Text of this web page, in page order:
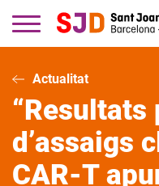
contingut
Actualitat
d’assaigs
CAR-T